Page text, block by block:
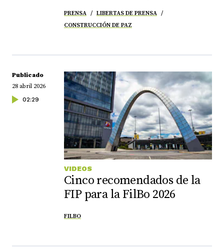
PRENSA
LIBERTAS DE PRENSA
CONSTRUCCIÓN DE PAZ
Publicado
28 abril 2026
02:29
VIDEOS
Cinco recomendados de la
FIP para la FilBo 2026
FILBO